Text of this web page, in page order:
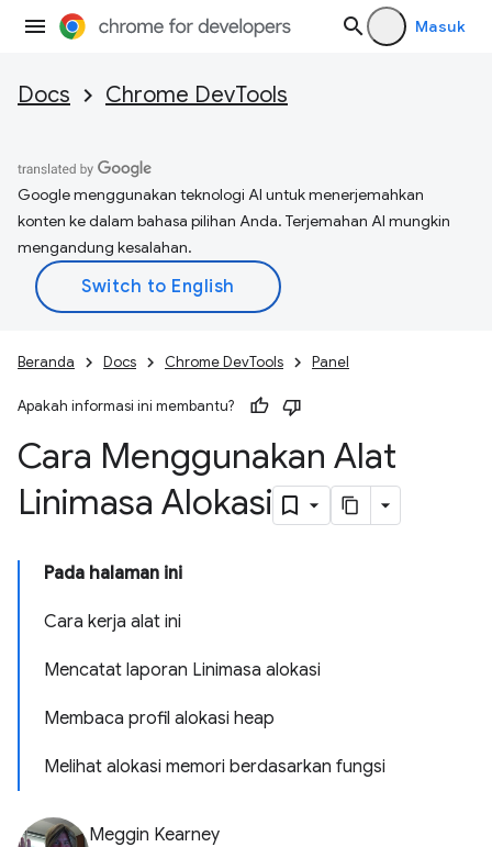
Masuk
Docs Chrome DevTools
Google menggunakan teknologi AI untuk menerjemahkan
konten ke dalam bahasa pilihan Anda. Terjemahan AI mungkin
mengandung kesalahan.
Beranda Docs Chrome DevTools Panel
Apakah informasi ini membantu?
Cara Menggunakan Alat
Linimasa Alokasi
Pada halaman ini
Cara kerja alat ini
Mencatat laporan Linimasa alokasi
Membaca profil alokasi heap
Melihat alokasi memori berdasarkan fungsi
Meggin Kearney